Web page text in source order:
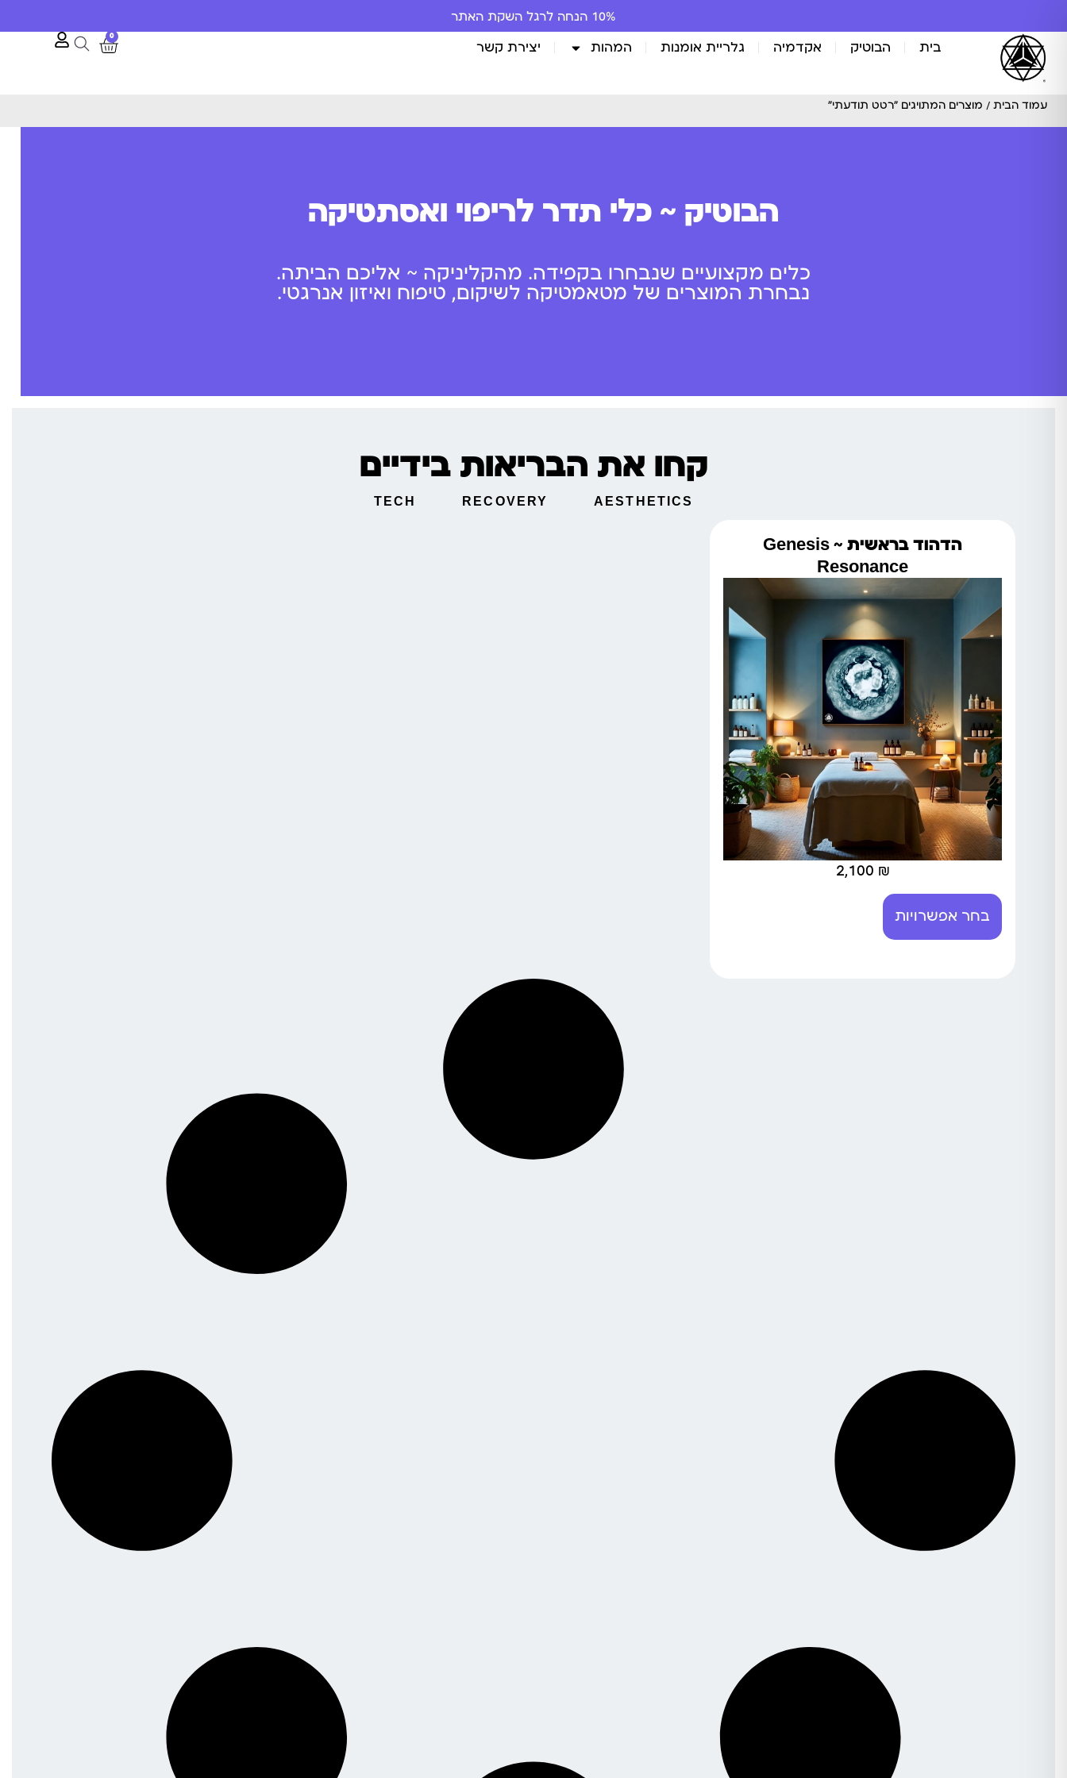
10% הנחה לרגל השקת האתר
בית הבוטיק אקדמיה גלריית אומנות המהות יצירת קשר
0
עמוד הבית / מוצרים המתויגים “רטט תודעתי”
הבוטיק ~ כלי תדר לריפוי ואסתטיקה
כלים מקצועיים שנבחרו בקפידה. מהקליניקה ~ אליכם הביתה.
נבחרת המוצרים של מטאמטיקה לשיקום, טיפוח ואיזון אנרגטי.
קחו את הבריאות בידיים
AESTHETICS
RECOVERY
TECH
הדהוד בראשית ~ Genesis
Resonance
2,100 ₪
בחר אפשרויות